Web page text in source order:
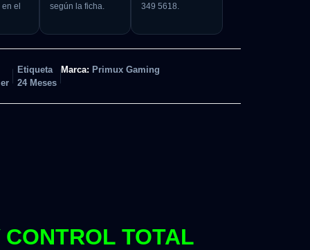
el
según la ficha.
349 5618.
Etiqueta
24 Meses
Marca: Primux Gaming
TOTAL